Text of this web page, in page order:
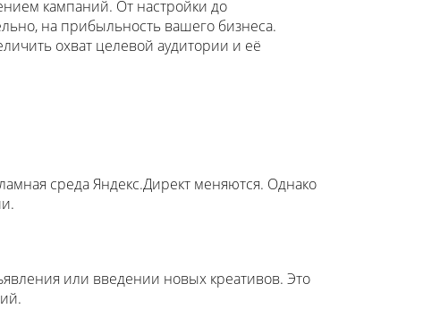
кампаний. От настройки до
на прибыльность вашего бизнеса.
охват целевой аудитории и её
среда Яндекс.Директ меняются. Однако
или введении новых креативов. Это